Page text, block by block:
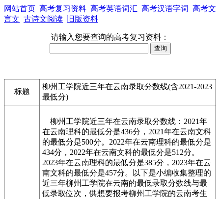
网站首页 高考复习资料 高考英语词汇 高考汉语字词 高考文
言文 古诗文阅读 旧版资料
请输入您要查询的高考复习资料：
标题
柳州工学院近三年在云南录取分数线(含2021-2023
最低分)
柳州工学院近三年在云南录取分数线：2021年
在云南理科的最低分是436分，2021年在云南文科
的最低分是500分。2022年在云南理科的最低分是
434分，2022年在云南文科的最低分是512分。
2023年在云南理科的最低分是385分，2023年在云
南文科的最低分是457分。以下是小编收集整理的
近三年柳州工学院在云南的最低录取分数线与最
低录取位次，供想要报考柳州工学院的云南考生